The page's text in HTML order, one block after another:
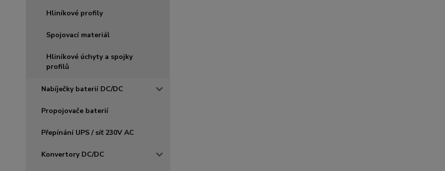
Hliníkové profily
Spojovací materiál
Hliníkové úchyty a spojky
profilů
Nabíječky baterií DC/DC
Propojovače baterií
Přepínání UPS / síť 230V AC
Konvertory DC/DC